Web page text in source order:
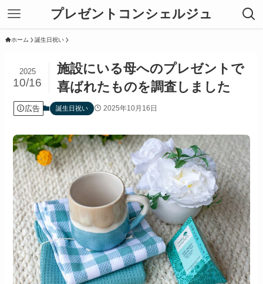
プレゼントコンシェルジュ
ホーム 誕生日祝い
施設にいる母へのプレゼントで
喜ばれたものを調査しました
2025
10/16
広告 誕生日祝い 2025年10月16日